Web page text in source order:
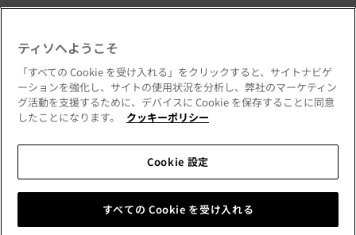
お客様へのお約束
公式SNSをフォローする
国・地域を変更 Tissot Copyrights 2026
ティソへようこそ
「すべての Cookie を受け入れる」をクリックすると、サイトナビゲ
ーションを強化し、サイトの使用状況を分析し、弊社のマーケティン
グ活動を支援するために、デバイスに Cookie を保存することに同意
したことになります。
クッキーポリシー
Cookie 設定
すべての Cookie を受け入れる